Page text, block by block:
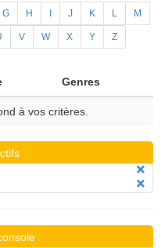
G H J K L M
V W X Y Z
Genres
à vos critères.